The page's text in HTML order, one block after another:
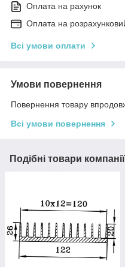
Оплата на рахунок
Оплата на
Всі умови оплати
Умови повернення
Повернення товару
Всі умови повернення
Подібні товари компанії